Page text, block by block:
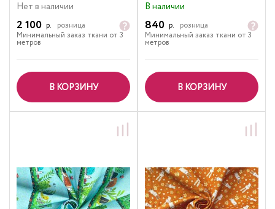
Нет в наличии
2 100 р.
розница
Минимальный заказ ткани от 3
метров
В КОРЗИНУ
В наличии
840 р.
розница
Минимальный заказ ткани от 3
метров
В КОРЗИНУ